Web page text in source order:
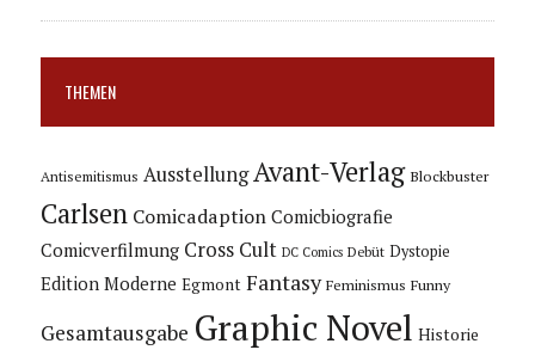
THEMEN
Antisemitismus Ausstellung Avant-Verlag Blockbuster
Carlsen Comicadaption Comicbiografie
Comicverfilmung Cross Cult DC Comics Debüt Dystopie
Edition Moderne Egmont Fantasy Feminismus Funny
Gesamtausgabe Graphic Novel Historie